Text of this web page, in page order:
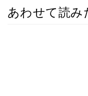
あわせて読み